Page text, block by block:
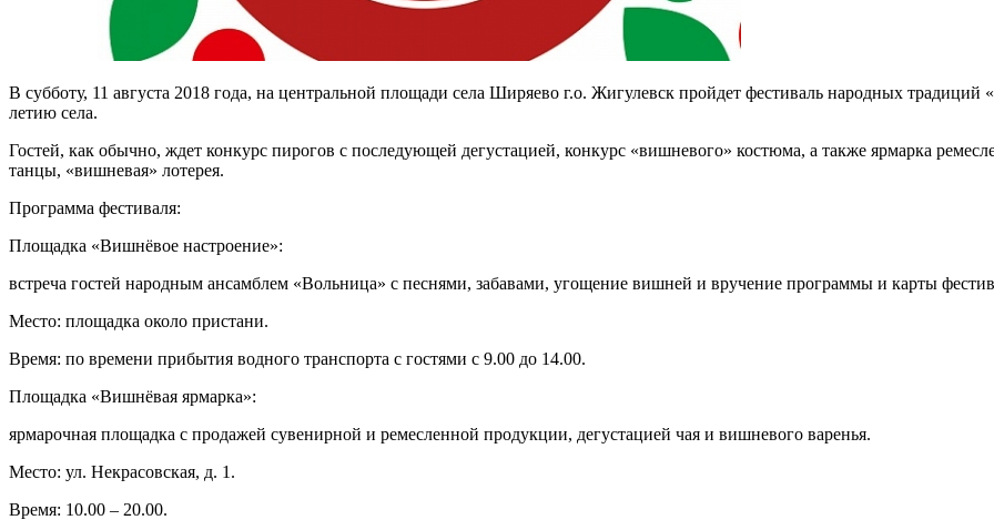
В субботу, 11 августа 2018 года, на центральной площади села Ширяево г.о. Жигулевск пройдет фестиваль народных
летию села.
Гостей, как обычно, ждет конкурс пирогов с последующей дегустацией, конкурс «вишневого» костюма, а также ярмарка
танцы, «вишневая» лотерея.
Программа фестиваля:
Площадка «Вишнёвое настроение»:
встреча гостей народным ансамблем «Вольница» с песнями, забавами, угощение вишней и вручение программы и карты
Место: площадка около пристани.
Время: по времени прибытия водного транспорта с гостями с 9.00 до 14.00.
Площадка «Вишнёвая ярмарка»:
ярмарочная площадка с продажей сувенирной и ремесленной продукции, дегустацией чая и вишневого варенья.
Место: ул. Некрасовская, д. 1.
Время: 10.00 – 20.00.